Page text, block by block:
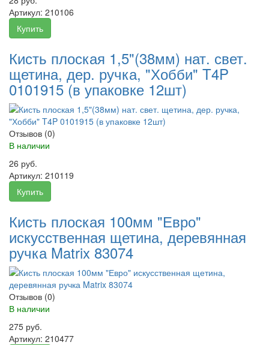
Артикул: 210106
Купить
Кисть плоская 1,5"(38мм) нат. свет.
щетина, дер. ручка, "Хобби" T4P
0101915 (в упаковке 12шт)
Отзывов (0)
В наличии
26 руб.
Артикул: 210119
Купить
Кисть плоская 100мм "Евро"
искусственная щетина, деревянная
ручка Matrix 83074
Отзывов (0)
В наличии
275 руб.
Артикул: 210477